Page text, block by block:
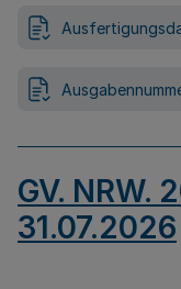
GV. NRW.
31.07.2026